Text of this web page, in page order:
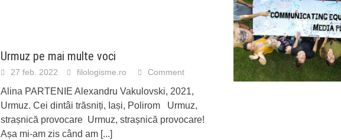
Urmuz pe mai multe voci
27 feb. 2022 filologisme.ro Comment
Alina PARTENIE Alexandru Vakulovski, 2021,
Urmuz. Cei dintâi trăsniți, Iași, Polirom Urmuz,
strașnică provocare Urmuz, strașnică provocare!
Așa mi-am zis când am [...]